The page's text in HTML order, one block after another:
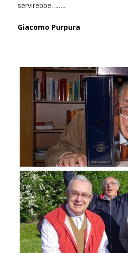
servirebbe……..
Giacomo Purpura